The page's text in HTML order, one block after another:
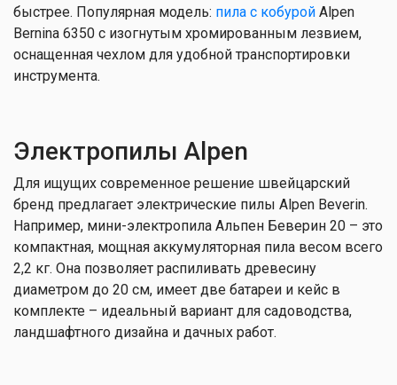
быстрее. Популярная модель: пила с кобурой Alpen
Bernina 6350 с изогнутым хромированным лезвием,
оснащенная чехлом для удобной транспортировки
инструмента.
Электропилы Alpen
Для ищущих современное решение швейцарский
бренд предлагает электрические пилы Alpen Beverin.
Например, мини-электропила Альпен Беверин 20 – это
компактная, мощная аккумуляторная пила весом всего
2,2 кг. Она позволяет распиливать древесину
диаметром до 20 см, имеет две батареи и кейс в
комплекте – идеальный вариант для садоводства,
ландшафтного дизайна и дачных работ.